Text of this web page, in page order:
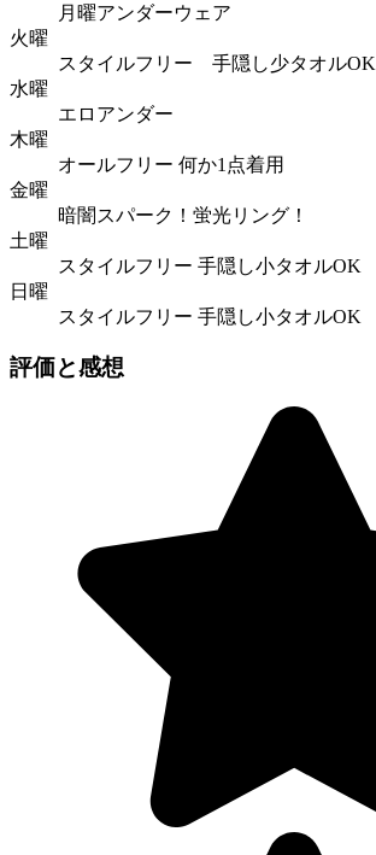
月曜アンダーウェア
火曜
スタイルフリー 手隠し少タオルOK
水曜
エロアンダー
木曜
オールフリー 何か1点着用
金曜
暗闇スパーク！蛍光リング！
土曜
スタイルフリー 手隠し小タオルOK
日曜
スタイルフリー 手隠し小タオルOK
評価と感想